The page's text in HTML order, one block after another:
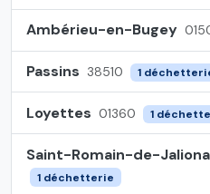
Ambérieu-en-Bugey
Passins 38510 1
Loyettes 01360 1
Saint-Romain-de-
1 déchetterie